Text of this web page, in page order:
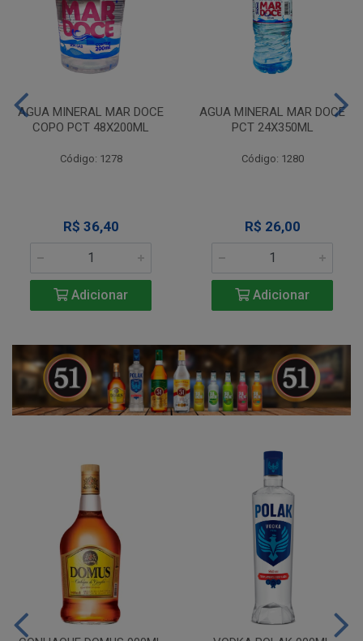
AGUA MINERAL MAR DOCE
COPO PCT 48X200ML
Código: 1278
R$ 36,40
Adicionar
AGUA MINERAL MAR DOCE
PCT 24X350ML
Código: 1280
R$ 26,00
Adicionar